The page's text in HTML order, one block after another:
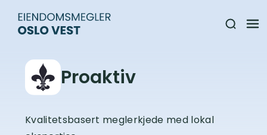
Proaktiv
Kvalitetsbasert meglerkjede med lokal